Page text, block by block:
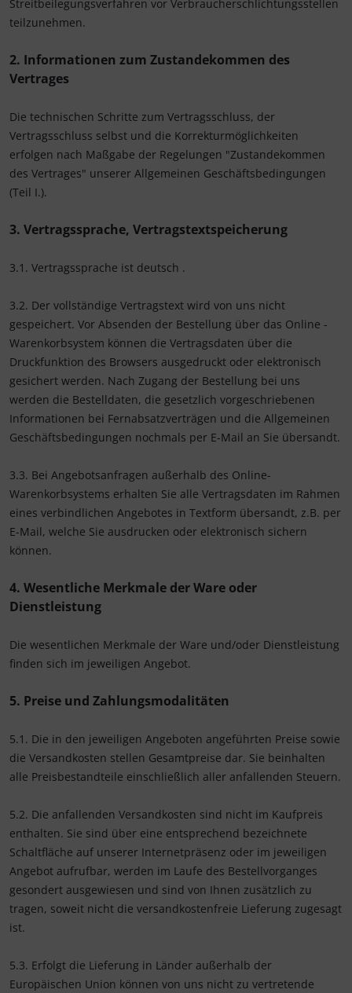
Streitbeilegungsverfahren vor Verbraucherschlichtungsstellen
teilzunehmen.
2. Informationen zum Zustandekommen des
Vertrages
Die technischen Schritte zum Vertragsschluss, der
Vertragsschluss selbst und die Korrekturmöglichkeiten
erfolgen nach Maßgabe der Regelungen "Zustandekommen
des Vertrages" unserer Allgemeinen Geschäftsbedingungen
(Teil I.).
3. Vertragssprache, Vertragstextspeicherung
3.1. Vertragssprache ist deutsch .
3.2. Der vollständige Vertragstext wird von uns nicht
gespeichert. Vor Absenden der Bestellung über das Online -
Warenkorbsystem können die Vertragsdaten über die
Druckfunktion des Browsers ausgedruckt oder elektronisch
gesichert werden. Nach Zugang der Bestellung bei uns
werden die Bestelldaten, die gesetzlich vorgeschriebenen
Informationen bei Fernabsatzverträgen und die Allgemeinen
Geschäftsbedingungen nochmals per E-Mail an Sie übersandt.
3.3. Bei Angebotsanfragen außerhalb des Online-
Warenkorbsystems erhalten Sie alle Vertragsdaten im Rahmen
eines verbindlichen Angebotes in Textform übersandt, z.B. per
E-Mail, welche Sie ausdrucken oder elektronisch sichern
können.
4. Wesentliche Merkmale der Ware oder
Dienstleistung
Die wesentlichen Merkmale der Ware und/oder Dienstleistung
finden sich im jeweiligen Angebot.
5. Preise und Zahlungsmodalitäten
5.1. Die in den jeweiligen Angeboten angeführten Preise sowie
die Versandkosten stellen Gesamtpreise dar. Sie beinhalten
alle Preisbestandteile einschließlich aller anfallenden Steuern.
5.2. Die anfallenden Versandkosten sind nicht im Kaufpreis
enthalten. Sie sind über eine entsprechend bezeichnete
Schaltfläche auf unserer Internetpräsenz oder im jeweiligen
Angebot aufrufbar, werden im Laufe des Bestellvorganges
gesondert ausgewiesen und sind von Ihnen zusätzlich zu
tragen, soweit nicht die versandkostenfreie Lieferung zugesagt
ist.
5.3. Erfolgt die Lieferung in Länder außerhalb der
Europäischen Union können von uns nicht zu vertretende